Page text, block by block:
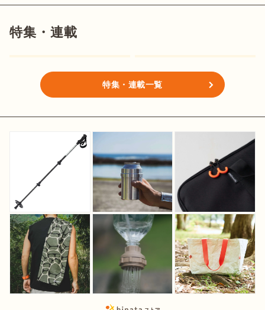
特集・連載
特集・連載一覧